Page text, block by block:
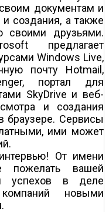
документам и
создания, а также
своими друзьями.
предлагает
Windows Live,
почту Hotmail,
портал для
SkyDrive и веб­
и создания
браузере. Сервисы
ими может
От имени
пожелать вашей
успехов в деле
новыми